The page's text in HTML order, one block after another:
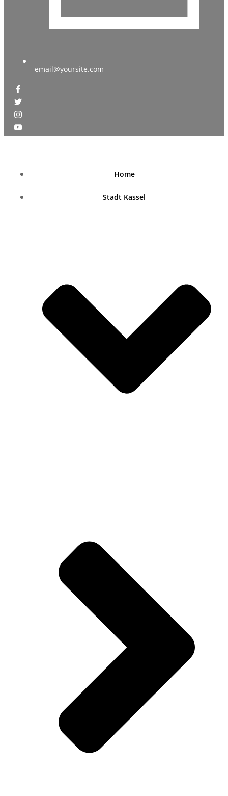
email@yoursite.com
Home
Stadt Kassel